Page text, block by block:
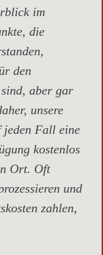
im
die
den
aber gar
unsere
jeden Fall eine
kostenlos
Ort. Oft
und
zahlen,